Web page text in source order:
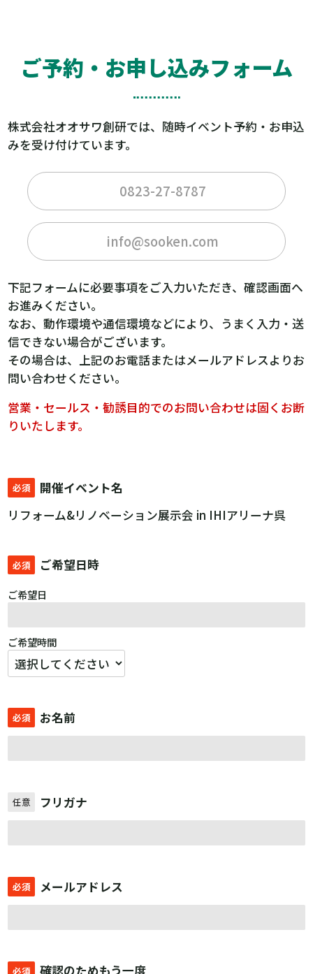
ご予約・お申し込みフォーム
株式会社オオサワ創研では、随時イベント予約・お申込
みを受け付けています。
0823-27-8787
info@sooken.com
下記フォームに必要事項をご入力いただき、確認画面へ
お進みください。
なお、動作環境や通信環境などにより、うまく入力・送
信できない場合がございます。
その場合は、上記のお電話またはメールアドレスよりお
問い合わせください。
営業・セールス・勧誘目的でのお問い合わせは固くお断
りいたします。
必須
開催イベント名
リフォーム&リノベーション展示会 in IHIアリーナ呉
必須 ご希望日時
ご希望日
ご希望時間
必須 お名前
任意 フリガナ
必須 メールアドレス
必須